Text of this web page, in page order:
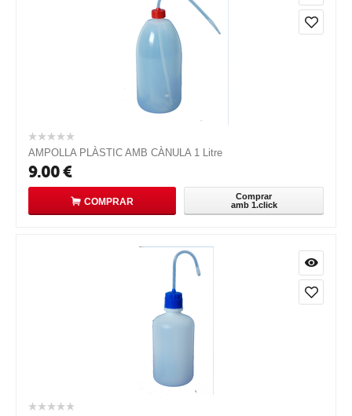
AMPOLLA PLÀSTIC AMB CÀNULA 1 Litre
9.00€
COMPRAR
Comprar
amb 1.click